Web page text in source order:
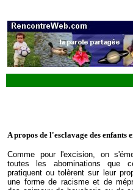
A propos de l'esclavage des enfants
Comme pour l'excision, on
toutes les abominations que
pratiquent ou tolèrent sur leur
une forme de racisme et de